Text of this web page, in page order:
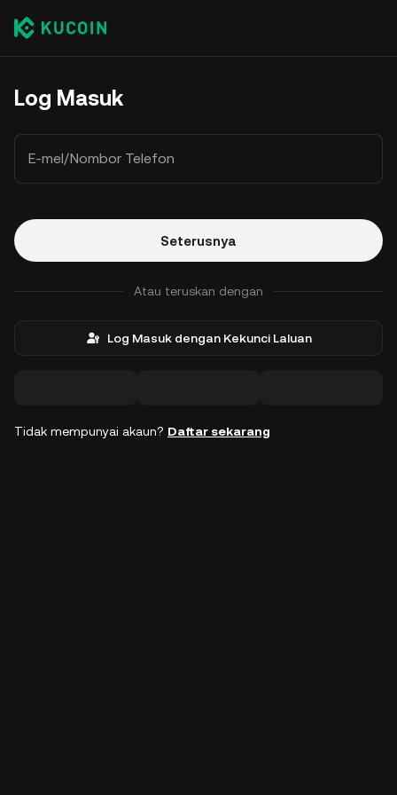
Log Masuk
E-mel/Nombor Telefon
Seterusnya
Atau teruskan dengan
Log Masuk dengan Kekunci Laluan
Tidak mempunyai akaun? Daftar sekarang